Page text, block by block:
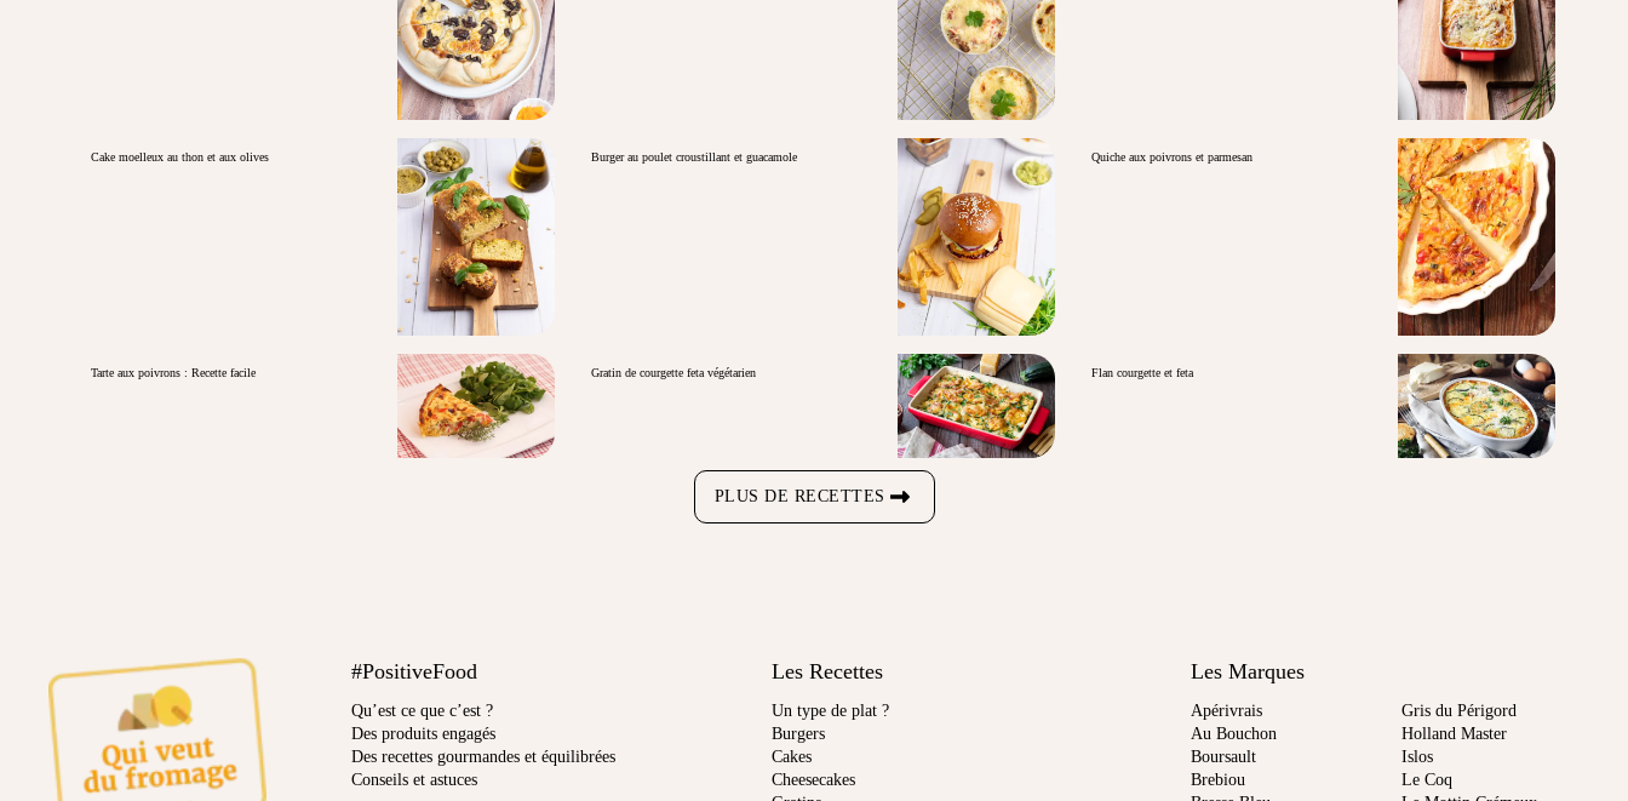
Cake moelleux au thon et aux olives Burger au poulet croustillant et guacamole Quiche aux poivrons et parmesan
Tarte aux poivrons : Recette facile Gratin de courgette feta végétarien Flan courgette et feta
PLUS DE RECETTES
#PositiveFood
Qu’est ce que c’est ?
Des produits engagés
Des recettes gourmandes et équilibrées
Conseils et astuces
Les Recettes
Un type de plat ?
Burgers
Cakes
Cheesecakes
Les Marques
Apérivrais
Au Bouchon
Boursault
Brebiou
Gris du Périgord
Holland Master
Islos
Le Coq